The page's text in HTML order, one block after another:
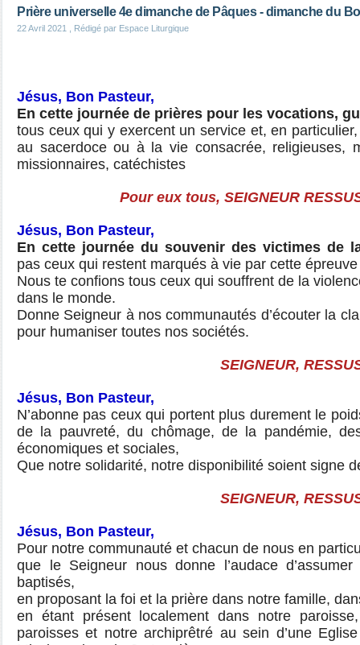
Prière universelle 4e dimanche de Pâques - dimanche du
22 Avril 2021 , Rédigé par Espace Liturgique
Jésus, Bon Pasteur,
En cette journée de prières pour les vocations,
tous ceux qui y exercent un service et, en
au sacerdoce ou à la vie consacrée, religieuses,
missionnaires, catéchistes
Pour eux tous, SEIGNEUR
Jésus, Bon Pasteur,
En cette journée du souvenir des victimes de
pas ceux qui restent marqués à vie par cette
Nous te confions tous ceux qui souffrent de la
dans le monde.
Donne Seigneur à nos communautés d’écouter la
pour humaniser toutes nos sociétés.
SEIGNEUR,
Jésus, Bon Pasteur,
N’abonne pas ceux qui portent plus durement le
de la pauvreté, du chômage, de la pandémie,
économiques et sociales,
Que notre solidarité, notre disponibilité soient signe
SEIGNEUR,
Jésus, Bon Pasteur,
Pour notre communauté et chacun de nous en
que le Seigneur nous donne l’audace
baptisés,
en proposant la foi et la prière dans notre famille,
en étant présent localement dans notre
paroisses et notre archiprêtré au sein d’une